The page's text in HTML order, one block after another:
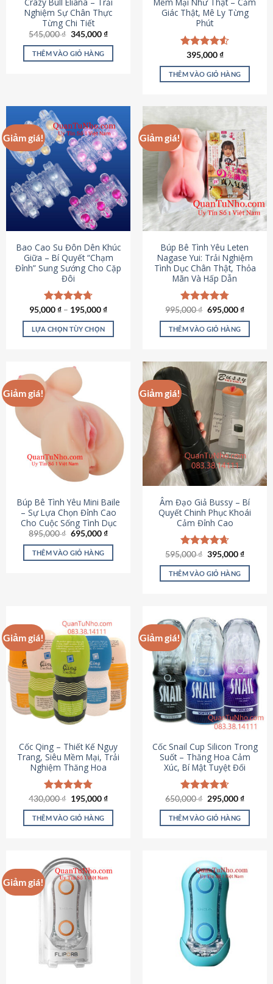
Crazy Bull Eliana – Trải
Nghiệm Sự Chân Thực
Từng Chi Tiết
545,000₫ Giá
là:
545,000 ₫.
345,000₫Giá
tại
THÊM VÀO GIỎ HÀNG
Mềm Mại Như Thật – Cảm
Giác Thật, Mê Ly Từng
Phút
Được xếp
hạng4.53
5 sao
395,000₫
THÊM VÀO GIỎ HÀNG
Giảm giá!
Bao Cao Su Đôn Dên Khúc
Giữa – Bí Quyết “Chạm
Đỉnh” Sung Sướng Cho Cặp
Đôi
Được xếp
hạng4.70
5 sao
95,000₫ – 195,000₫
LỰA CHỌN TÙY CHỌN
này
nhiều
biến
thể.
chọn
thể
chọn
trên
trang
sản
phẩm
Giảm giá!
Búp Bê Tình Yêu Leten
Nagase Yui: Trải Nghiệm
Tình Dục Chân Thật, Thỏa
Mãn Và Hấp Dẫn
Được xếp
hạng4.80
5 sao
995,000₫ Giá
là:
995,000 ₫.
695,000₫Giá
tại
THÊM VÀO GIỎ HÀNG
Giảm giá!
Búp Bê Tình Yêu Mini Baile
– Sự Lựa Chọn Đỉnh Cao
Cho Cuộc Sống Tình Dục
895,000₫ Giá
là:
895,000 ₫.
695,000₫Giá
tại
THÊM VÀO GIỎ HÀNG
Giảm giá!
Âm Đạo Giả Bussy – Bí
Quyết Chinh Phục Khoái
Cảm Đỉnh Cao
Được xếp
hạng4.64
5 sao
595,000₫ Giá
là:
595,000 ₫.
395,000₫Giá
tại
THÊM VÀO GIỎ HÀNG
Giảm giá!
Cốc Qing – Thiết Kế Ngụy
Trang, Siêu Mềm Mại, Trải
Nghiệm Thăng Hoa
Được xếp
hạng4.78
5 sao
430,000₫ Giá
là:
430,000 ₫.
195,000₫Giá
tại
THÊM VÀO GIỎ HÀNG
Giảm giá!
Cốc Snail Cup Silicon Trong
Suốt – Thăng Hoa Cảm
Xúc, Bí Mật Tuyệt Đối
Được xếp
hạng4.69
5 sao
650,000₫ Giá
là:
650,000 ₫.
295,000₫Giá
tại
THÊM VÀO GIỎ HÀNG
Giảm giá!